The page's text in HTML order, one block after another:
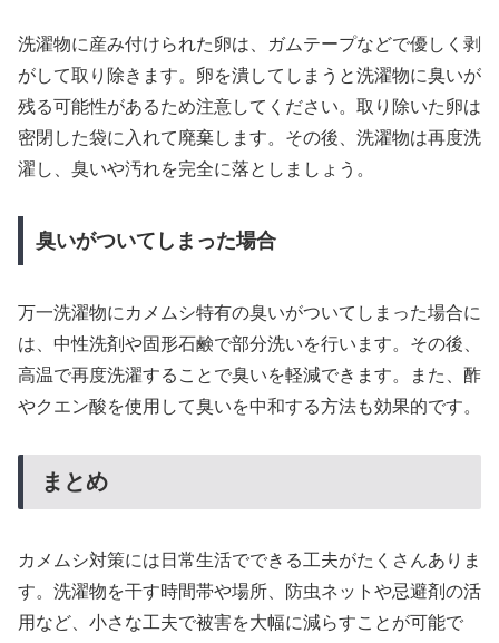
洗濯物に産み付けられた卵は、ガムテープなどで優しく剥
がして取り除きます。卵を潰してしまうと洗濯物に臭いが
残る可能性があるため注意してください。取り除いた卵は
密閉した袋に入れて廃棄します。その後、洗濯物は再度洗
濯し、臭いや汚れを完全に落としましょう。
臭いがついてしまった場合
万一洗濯物にカメムシ特有の臭いがついてしまった場合に
は、中性洗剤や固形石鹸で部分洗いを行います。その後、
高温で再度洗濯することで臭いを軽減できます。また、酢
やクエン酸を使用して臭いを中和する方法も効果的です。
まとめ
カメムシ対策には日常生活でできる工夫がたくさんありま
す。洗濯物を干す時間帯や場所、防虫ネットや忌避剤の活
用など、小さな工夫で被害を大幅に減らすことが可能で